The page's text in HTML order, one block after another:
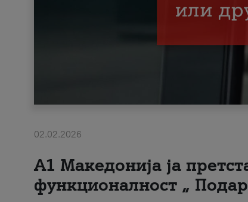
02.02.2026
А1 Македонија ја
функционалност „